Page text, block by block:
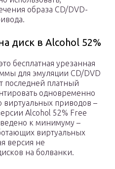
образа CD/DVD-
диск в Alcohol 52%
бесплатная урезанная
для эмуляции CD/DVD
последней платный
одновременно
виртуальных приводов –
Alcohol 52% Free
к минимуму –
виртуальных
версия не
на болванки.